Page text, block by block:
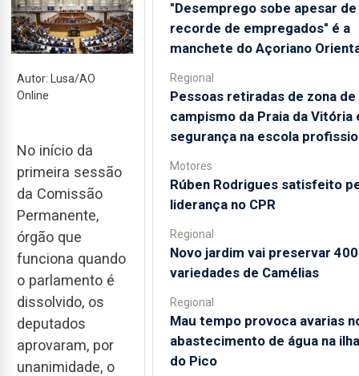
Autor: Lusa/AO
Online
No início da
primeira sessão
da Comissão
Permanente,
órgão que
funciona quando
o parlamento é
dissolvido, os
deputados
aprovaram, por
unanimidade, o
"Desemprego sobe apesar de
recorde de empregados" é a
manchete do Açoriano
Regional
Pessoas retiradas de zona de
campismo da Praia da Vitória
segurança na escola
Motores
Rúben Rodrigues satisfeito
liderança no CPR
Regional
Novo jardim vai preservar 400
variedades de Camélias
Regional
Mau tempo provoca avarias
abastecimento de água na ilha
do Pico